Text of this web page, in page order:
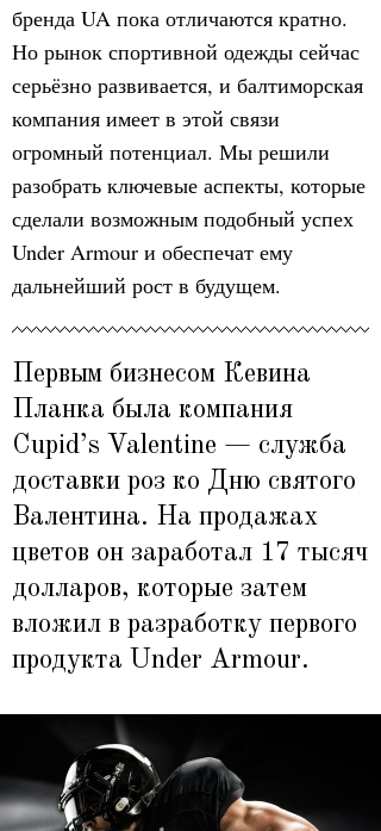
бренда UA пока отличаются кратно.
Но рынок спортивной одежды сейчас
серьёзно развивается, и балтиморская
компания имеет в этой связи
огромный потенциал. Мы решили
разобрать ключевые аспекты, которые
сделали возможным подобный успех
Under Armour и обеспечат ему
дальнейший рост в будущем.
Первым бизнесом Кевина
Планка была компания
Cupid’s Valentine — служба
доставки роз ко Дню святого
Валентина. На продажах
цветов он заработал 17 тысяч
долларов, которые затем
вложил в разработку первого
продукта Under Armour.